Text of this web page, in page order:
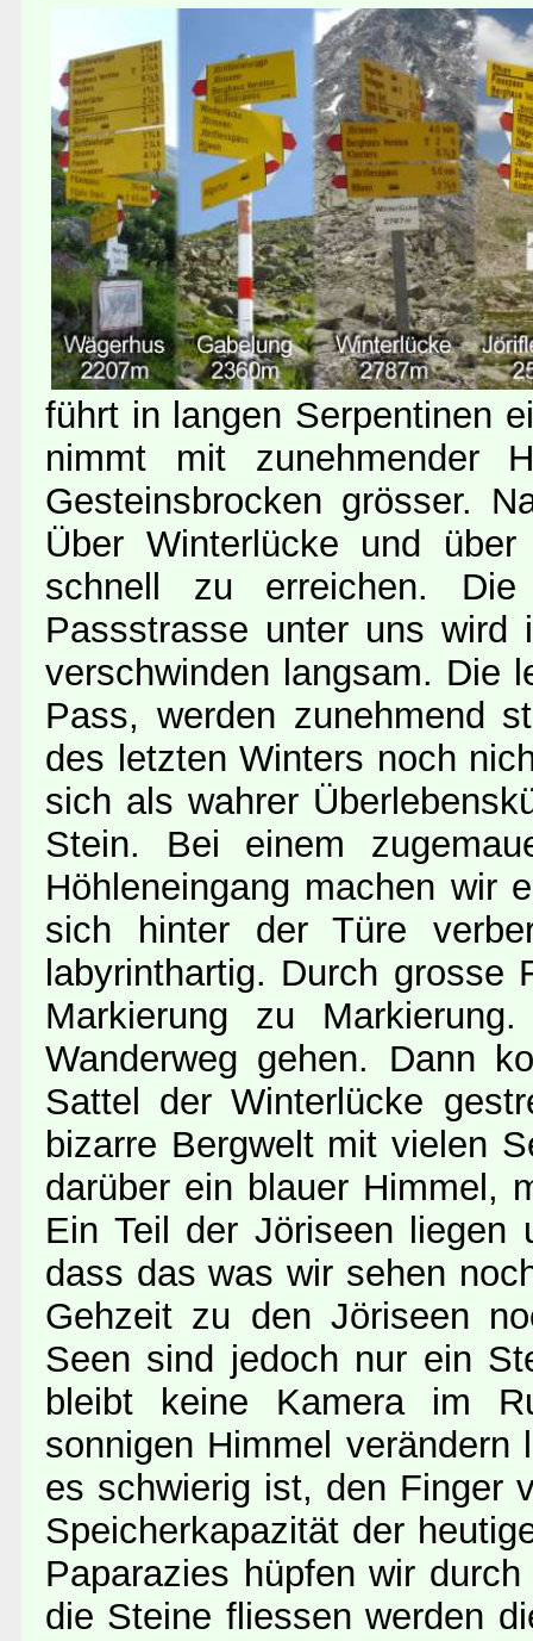
führt in langen Serpentinen
nimmt mit zunehmender
Gesteinsbrocken grösser.
Über Winterlücke und
schnell zu erreichen.
Passstrasse unter uns wird
verschwinden langsam. Die
Pass, werden zunehmend
des letzten Winters noch
sich als wahrer
Stein. Bei einem
Höhleneingang machen wir
sich hinter der Türe
labyrinthartig. Durch
Markierung zu
Wanderweg gehen. Dann
Sattel der Winterlücke
bizarre Bergwelt mit vielen
darüber ein blauer Himmel,
Ein Teil der Jöriseen liegen
dass das was wir sehen
Gehzeit zu den Jöriseen
Seen sind jedoch nur ein
bleibt keine Kamera im
sonnigen Himmel
es schwierig ist, den Finger
Speicherkapazität der
Paparazies hüpfen wir
die Steine fliessen werden